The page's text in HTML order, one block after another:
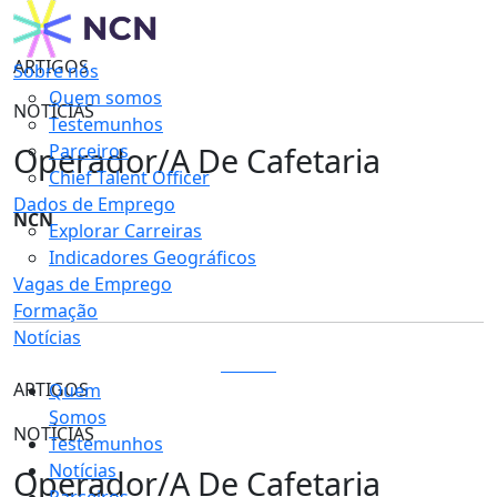
Sobre nós
Quem somos
Testemunhos
Parceiros
Chief Talent Officer
Dados de Emprego
Explorar Carreiras
Indicadores Geográficos
Vagas de Emprego
Formação
Notícias
Quem
Somos
Testemunhos
Notícias
ARTIGOS
NOTÍCIAS
Operador/A De Cafetaria
NCN
ARTIGOS
NOTÍCIAS
Operador/A De Cafetaria